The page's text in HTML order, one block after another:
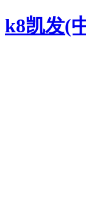
k8凯发(